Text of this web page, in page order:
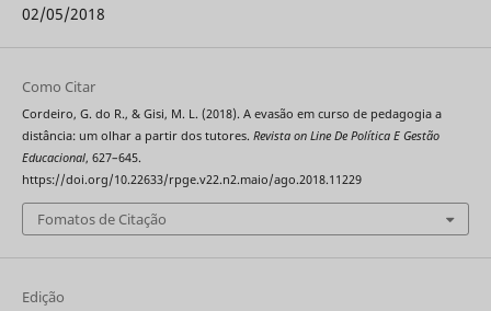
02/05/2018
Como Citar
Cordeiro, G. do R., & Gisi, M. L. (2018). A evasão em curso de pedagogia a
distância: um olhar a partir dos tutores. Revista on Line De Política E Gestão
Educacional, 627–645.
https://doi.org/10.22633/rpge.v22.n2.maio/ago.2018.11229
Fomatos de Citação
Edição